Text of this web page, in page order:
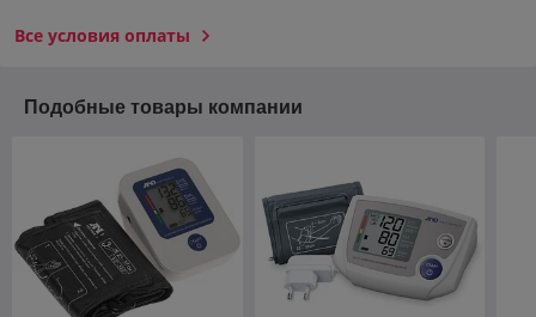
Все условия оплаты
Подобные товары компании